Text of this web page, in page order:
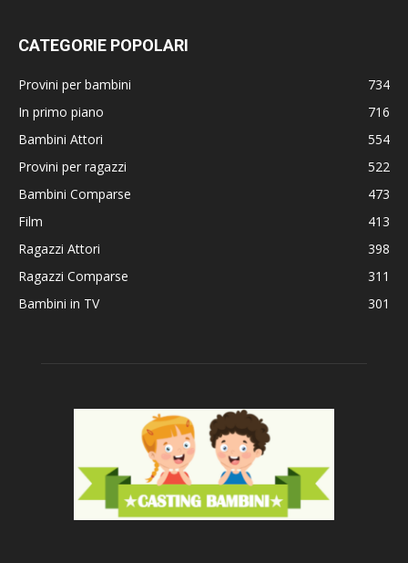
CATEGORIE POPOLARI
Provini per bambini
734
In primo piano
716
Bambini Attori
554
Provini per ragazzi
522
Bambini Comparse
473
Film
413
Ragazzi Attori
398
Ragazzi Comparse
311
Bambini in TV
301